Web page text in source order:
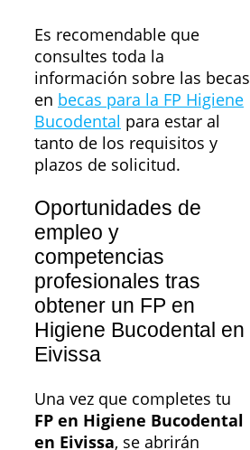
Es recomendable que
consultes toda la
información sobre las becas
en becas para la FP Higiene
Bucodental para estar al
tanto de los requisitos y
plazos de solicitud.
Oportunidades de
empleo y
competencias
profesionales tras
obtener un FP en
Higiene Bucodental en
Eivissa
Una vez que completes tu
FP en Higiene Bucodental
en Eivissa, se abrirán